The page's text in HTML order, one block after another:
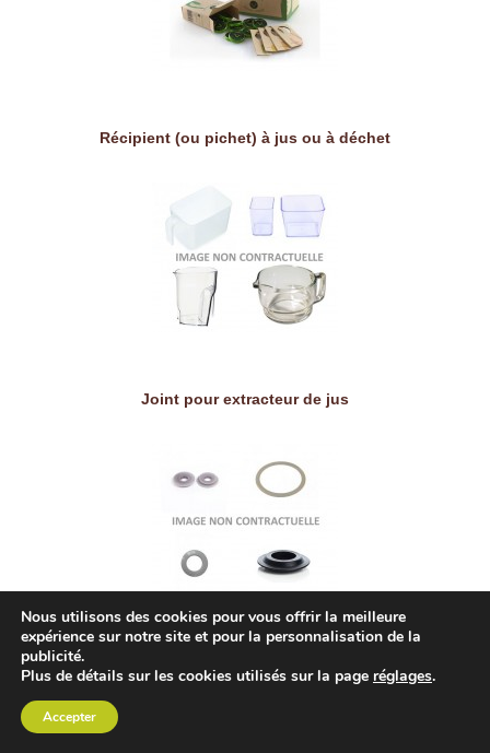
Récipient (ou pichet) à jus ou à déchet
Joint pour extracteur de jus
Passoire à jus pour carafe
Nous utilisons des cookies pour vous offrir la meilleure
expérience sur notre site et pour la personnalisation de la
publicité.
Plus de détails sur les cookies utilisés sur la page réglages.
Accepter